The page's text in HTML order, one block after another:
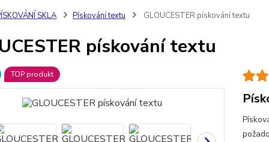
SKLA Pískování textu GLOUCESTER pískování textu
pískování textu
TOP produkt